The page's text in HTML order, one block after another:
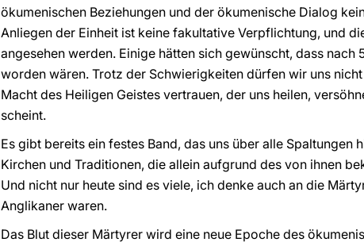
ökumenischen Beziehungen und der ökumenische Dialog
Anliegen der Einheit ist keine fakultative Verpflichtung, und
angesehen werden. Einige hätten sich gewünscht, dass
worden wären. Trotz der Schwierigkeiten dürfen wir uns
Macht des Heiligen Geistes vertrauen, der uns heilen,
scheint.
Es gibt bereits ein festes Band, das uns über alle
Kirchen und Traditionen, die allein aufgrund des von ihnen
Und nicht nur heute sind es viele, ich denke auch an die
Anglikaner waren.
Das Blut dieser Märtyrer wird eine neue Epoche des